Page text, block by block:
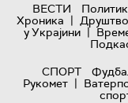
ВЕСТИ
Хроника | Друштво
у Украјини |
СПОРТ
Рукомет |